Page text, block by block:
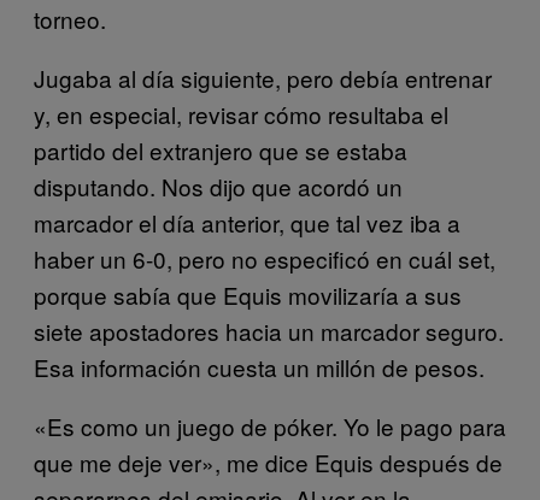
torneo.
Jugaba al día siguiente, pero debía entrenar
y, en especial, revisar cómo resultaba el
partido del extranjero que se estaba
disputando. Nos dijo que acordó un
marcador el día anterior, que tal vez iba a
haber un 6-0, pero no especificó en cuál set,
porque sabía que Equis movilizaría a sus
siete apostadores hacia un marcador seguro.
Esa información cuesta un millón de pesos.
«Es como un juego de póker. Yo le pago para
que me deje ver», me dice Equis después de